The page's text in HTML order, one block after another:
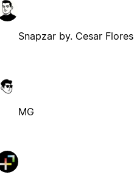
Snapzar by. Cesar Flores
MG